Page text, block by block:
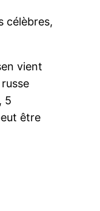
célèbres,
vient
5
être